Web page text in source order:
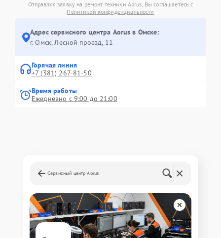
Отправляя заявку на ремонт техники Aorus, Вы соглашаетесь с
Политикой конфиденциальности
Адрес сервисного центра Aorus в Омске:
г. Омск, ​Лесной проезд, 11
Горячая линия
+7 (381) 267-81-50
Время работы
Ежедневно с 9:00 до 21:00
Сервисный центр Aorus